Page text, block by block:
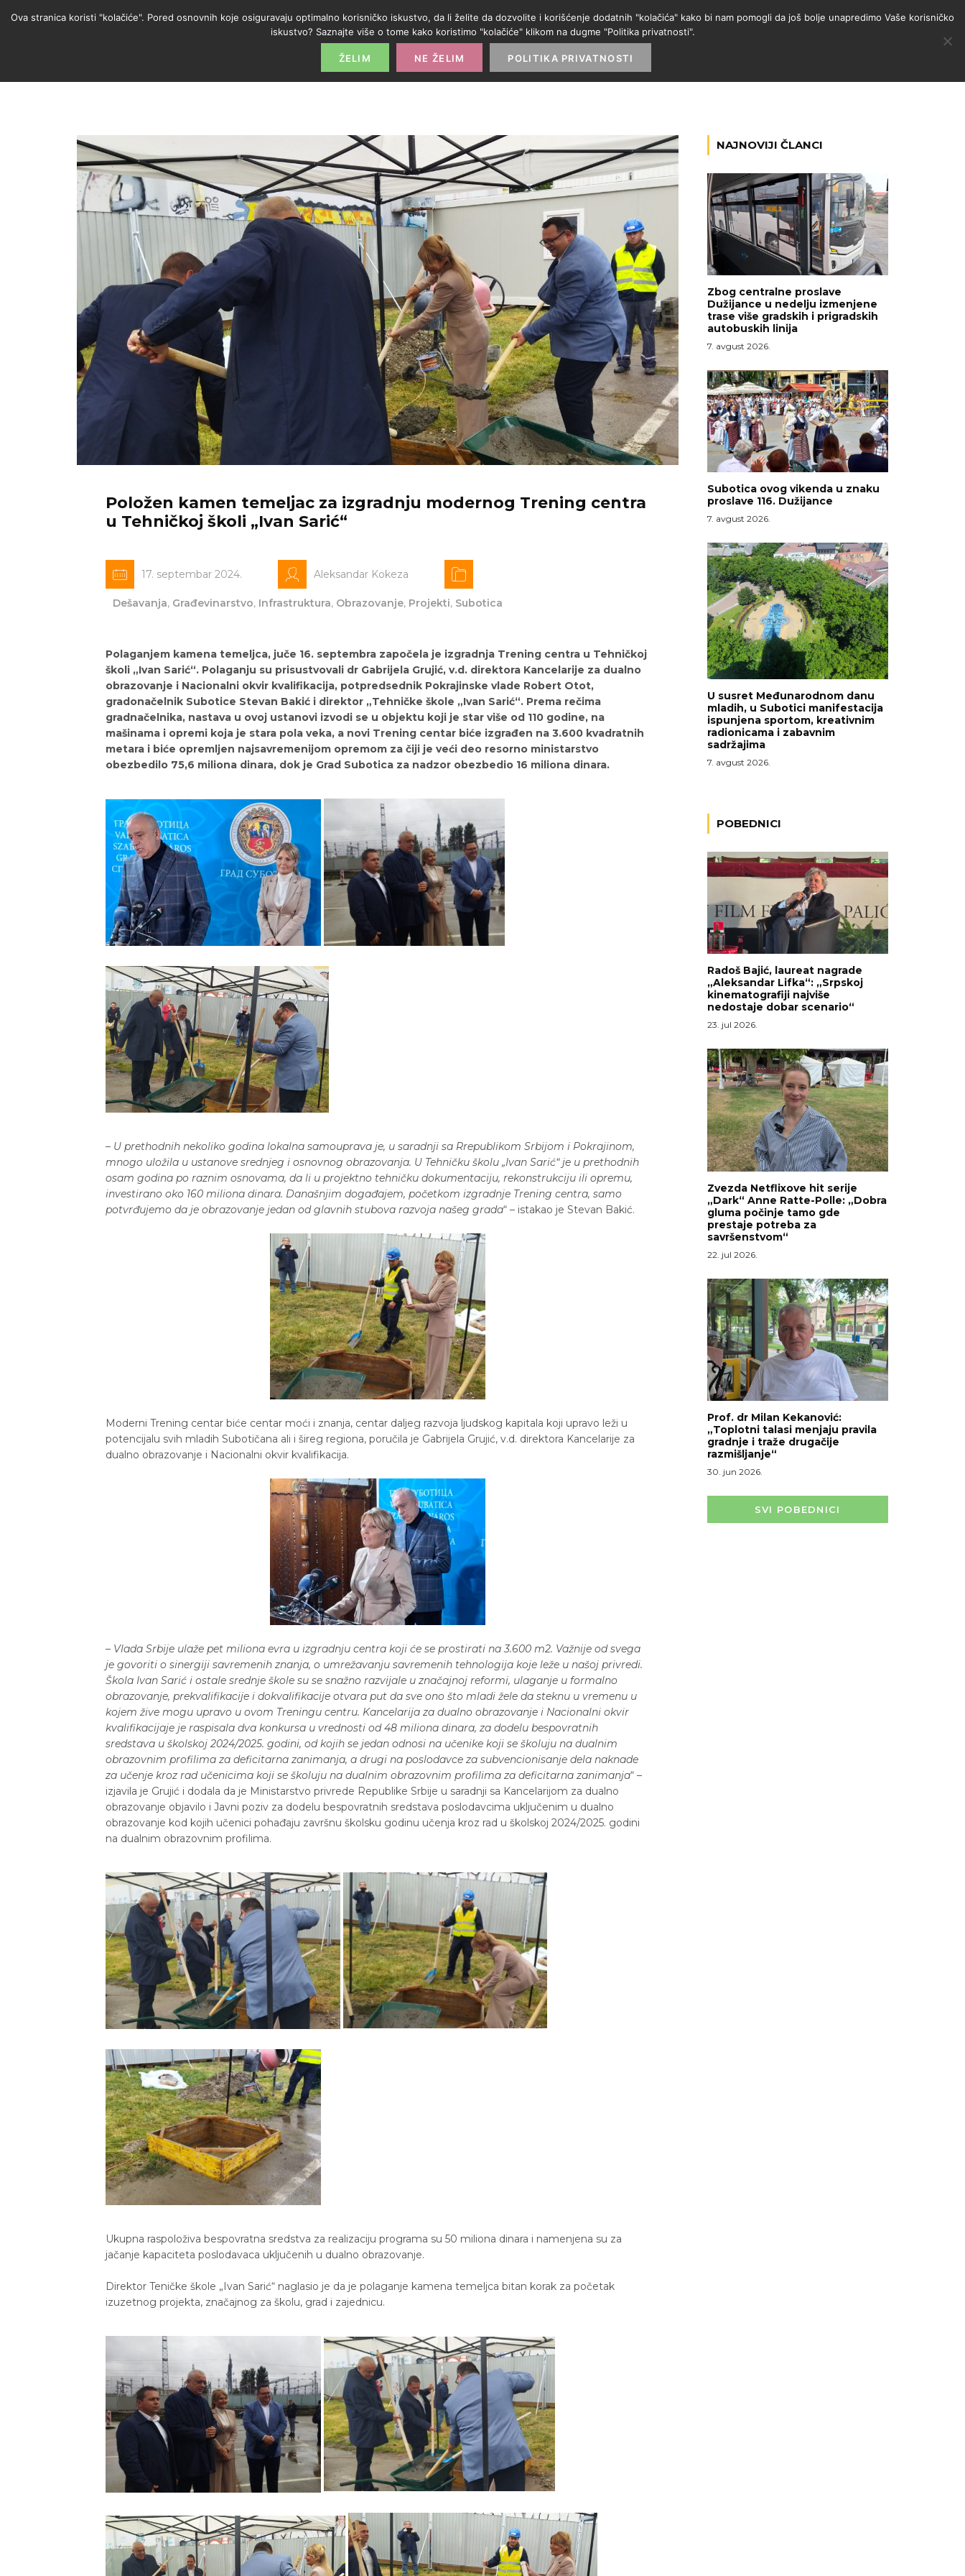
POČETNA PROMO IZLOG PARTNERI KATEGORIJE
Položen kamen temeljac za izgradnju modernog Trening centra
u Tehničkoj školi „Ivan Sarić“
17. septembar 2024. Aleksandar Kokeza
Dešavanja, Građevinarstvo, Infrastruktura, Obrazovanje, Projekti, Subotica
Polaganjem kamena temeljca, juče 16. septembra započela je izgradnja Trening centra u Tehničkoj
školi „Ivan Sarić“. Polaganju su prisustvovali dr Gabrijela Grujić, v.d. direktora Kancelarije za dualno
obrazovanje i Nacionalni okvir kvalifikacija, potpredsednik Pokrajinske vlade Robert Otot,
gradonačelnik Subotice Stevan Bakić i direktor „Tehničke škole „Ivan Sarić“. Prema rečima
gradnačelnika, nastava u ovoj ustanovi izvodi se u objektu koji je star više od 110 godine, na
mašinama i opremi koja je stara pola veka, a novi Trening centar biće izgrađen na 3.600 kvadratnih
metara i biće opremljen najsavremenijom opremom za čiji je veći deo resorno ministarstvo
obezbedilo 75,6 miliona dinara, dok je Grad Subotica za nadzor obezbedio 16 miliona dinara.
– U prethodnih nekoliko godina lokalna samouprava je, u saradnji sa Rrepublikom Srbijom i Pokrajinom,
mnogo uložila u ustanove srednjeg i osnovnog obrazovanja. U Tehničku školu „Ivan Sarić“ je u prethodnih
osam godina po raznim osnovama, da li u projektno tehničku dokumentaciju, rekonstrukciju ili opremu,
investirano oko 160 miliona dinara. Današnjim događajem, početkom izgradnje Trening centra, samo
potvrđujemo da je obrazovanje jedan od glavnih stubova razvoja našeg grada“ – istakao je Stevan Bakić.
Moderni Trening centar biće centar moći i znanja, centar daljeg razvoja ljudskog kapitala koji upravo leži u
potencijalu svih mladih Subotičana ali i šireg regiona, poručila je Gabrijela Grujić, v.d. direktora Kancelarije za
dualno obrazovanje i Nacionalni okvir kvalifikacija.
– Vlada Srbije ulaže pet miliona evra u izgradnju centra koji će se prostirati na 3.600 m2. Važnije od svega
je govoriti o sinergiji savremenih znanja, o umrežavanju savremenih tehnologija koje leže u našoj privredi.
Škola Ivan Sarić i ostale srednje škole su se snažno razvijale u značajnoj reformi, ulaganje u formalno
obrazovanje, prekvalifikacije i dokvalifikacije otvara put da sve ono što mladi žele da steknu u vremenu u
kojem žive mogu upravo u ovom Treningu centru. Kancelarija za dualno obrazovanje i Nacionalni okvir
kvalifikacijaje je raspisala dva konkursa u vrednosti od 48 miliona dinara, za dodelu bespovratnih
sredstava u školskoj 2024/2025. godini, od kojih se jedan odnosi na učenike koji se školuju na dualnim
obrazovnim profilima za deficitarna zanimanja, a drugi na poslodavce za subvencionisanje dela naknade
za učenje kroz rad učenicima koji se školuju na dualnim obrazovnim profilima za deficitarna zanimanja“ –
izjavila je Grujić i dodala da je Ministarstvo privrede Republike Srbije u saradnji sa Kancelarijom za dualno
obrazovanje objavilo i Javni poziv za dodelu bespovratnih sredstava poslodavcima uključenim u dualno
obrazovanje kod kojih učenici pohađaju završnu školsku godinu učenja kroz rad u školskoj 2024/2025. godini
na dualnim obrazovnim profilima.
Ukupna raspoloživa bespovratna sredstva za realizaciju programa su 50 miliona dinara i namenjena su za
jačanje kapaciteta poslodavaca uključenih u dualno obrazovanje.
Direktor Teničke škole „Ivan Sarić“ naglasio je da je polaganje kamena temeljca bitan korak za početak
izuzetnog projekta, značajnog za školu, grad i zajednicu.
NAJNOVIJI ČLANCI
Zbog centralne proslave
Dužijance u nedelju izmenjene
trase više gradskih i prigradskih
autobuskih linija
7. avgust 2026.
Subotica ovog vikenda u znaku
proslave 116. Dužijance
7. avgust 2026.
U susret Međunarodnom danu
mladih, u Subotici manifestacija
ispunjena sportom, kreativnim
radionicama i zabavnim
sadržajima
7. avgust 2026.
POBEDNICI
Radoš Bajić, laureat nagrade
„Aleksandar Lifka“: „Srpskoj
kinematografiji najviše
nedostaje dobar scenario“
23. jul 2026.
Zvezda Netflixove hit serije
„Dark“ Anne Ratte-Polle: „Dobra
gluma počinje tamo gde
prestaje potreba za
savršenstvom“
22. jul 2026.
Prof. dr Milan Kekanović:
„Toplotni talasi menjaju pravila
gradnje i traže drugačije
razmišljanje“
30. jun 2026.
SVI POBEDNICI
Ova stranica koristi "kolačiće". Pored osnovnih koje osiguravaju optimalno korisničko iskustvo, da li želite da dozvolite i korišćenje dodatnih "kolačića" kako bi nam pomogli da još bolje unapredimo Vaše korisničko
iskustvo? Saznajte više o tome kako koristimo "kolačiće" klikom na dugme "Politika privatnosti".
ŽELIM NE ŽELIM POLITIKA PRIVATNOSTI